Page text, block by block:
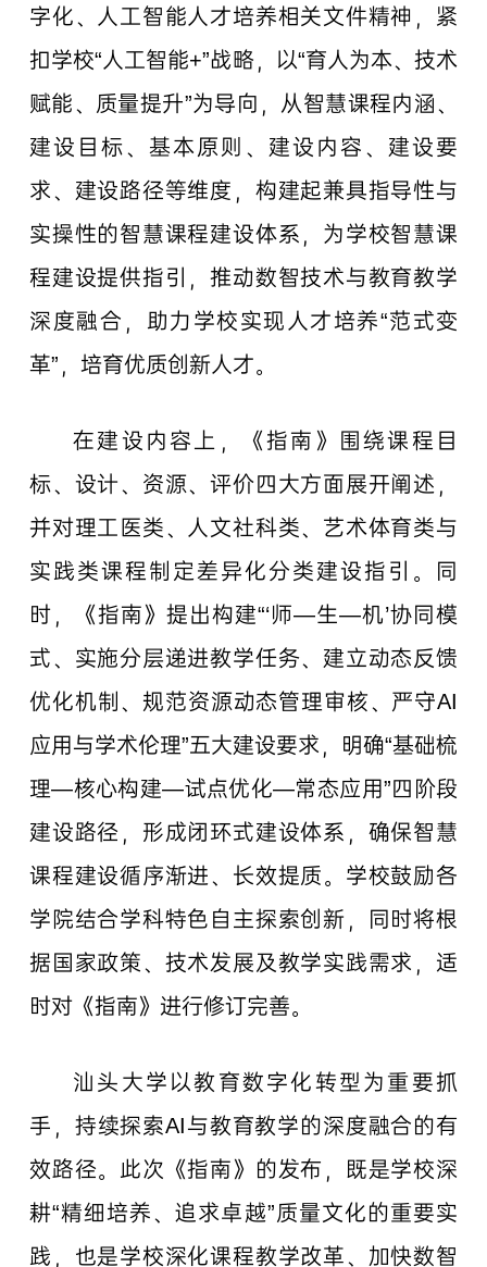
字化、人工智能人才培养相关文件精神，紧
扣学校“人工智能+”战略，以“育人为本、技术
赋能、质量提升”为导向，从智慧课程内涵、
建设目标、基本原则、建设内容、建设要
求、建设路径等维度，构建起兼具指导性与
实操性的智慧课程建设体系，为学校智慧课
程建设提供指引，推动数智技术与教育教学
深度融合，助力学校实现人才培养“范式变
革”，培育优质创新人才。
在建设内容上，《指南》围绕课程目
标、设计、资源、评价四大方面展开阐述，
并对理工医类、人文社科类、艺术体育类与
实践类课程制定差异化分类建设指引。同
时，《指南》提出构建“‘师—生—机’协同模
式、实施分层递进教学任务、建立动态反馈
优化机制、规范资源动态管理审核、严守AI
应用与学术伦理”五大建设要求，明确“基础梳
理—核心构建—试点优化—常态应用”四阶段
建设路径，形成闭环式建设体系，确保智慧
课程建设循序渐进、长效提质。学校鼓励各
学院结合学科特色自主探索创新，同时将根
据国家政策、技术发展及教学实践需求，适
时对《指南》进行修订完善。
汕头大学以教育数字化转型为重要抓
手，持续探索AI与教育教学的深度融合的有
效路径。此次《指南》的发布，既是学校深
耕“精细培养、追求卓越”质量文化的重要实
践，也是学校深化课程教学改革、加快数智